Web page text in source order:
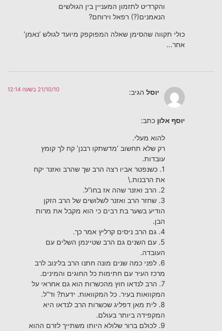
והקרדיט לתזמון המעניין בין הגולשים
הנאמנים(?) רפאל וירוחם?
כולי תקווה שהסימן שאלה המפוקפק מיועד לגולש ‘נאמן’
אחר…
יוסל הגיב: 21/10/10 בשעה 12:14
יוסף אלון כתב:
להוא מעלי.
רק שלא תחשוב ‘מדשתקו רבנן’ קח לך קומץ
עובדות.
1. כשנפטר אביו רצה הרב שך שהרב ואזנר יקח
את הרבנות.\
2. הרב ואזנר שהה אז בחו”ל.
3. שחזר הרב ואזנר לשלושים של הרב הזקן
הודיע בשער בת רבים כי הוא מקבל את מרות
הבן.
4. גם הרב ניסים קרליץ אמר כך.
5. עם השנים גם הרב שטיינמן השלים עם
העובדה.
6. לפני כמה שנים מונה חתנו הרב בלינוב לרב
מרכז העיר עם חתימות כל החוגים והמינים.
7. הרב לנדאו חוץ מהכשרות הוא גם אחראי על
המקוואות בעיר. כל המקוואות. ידעת? וד”ל.
8. לית מאן דפליג שכשרות הרב לנדאו היא
המקפידה ביותר בעולם.
9. לכולם ברור שלולא היותו משתייך לזרם ההוא